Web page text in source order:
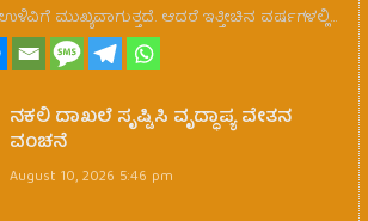
ಉಳಿವಿಗೆ ಮುಖ್ಯವಾಗುತ್ತದೆ. ಆದರೆ ಇತ್ತೀಚಿನ ವರ್ಷಗಳಲ್ಲಿ…
ನಕಲಿ ದಾಖಲೆ ಸೃಷ್ಟಿಸಿ ವೃದ್ಧಾಪ್ಯ ವೇತನ
ವಂಚನೆ
August 10, 2026 5:46 pm